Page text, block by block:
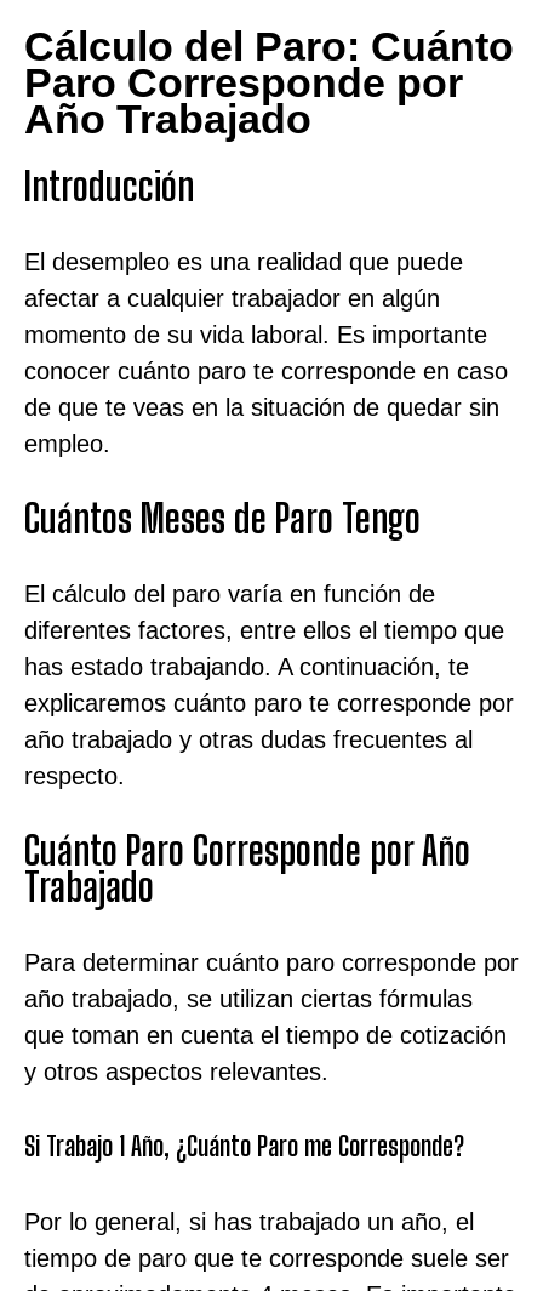
Cálculo del Paro: Cuánto
Paro Corresponde por
Año Trabajado
Introducción
El desempleo es una realidad que puede
afectar a cualquier trabajador en algún
momento de su vida laboral. Es importante
conocer cuánto paro te corresponde en caso
de que te veas en la situación de quedar sin
empleo.
Cuántos Meses de Paro Tengo
El cálculo del paro varía en función de
diferentes factores, entre ellos el tiempo que
has estado trabajando. A continuación, te
explicaremos cuánto paro te corresponde por
año trabajado y otras dudas frecuentes al
respecto.
Cuánto Paro Corresponde por Año
Trabajado
Para determinar cuánto paro corresponde por
año trabajado, se utilizan ciertas fórmulas
que toman en cuenta el tiempo de cotización
y otros aspectos relevantes.
Si Trabajo 1 Año, ¿Cuánto Paro me Corresponde?
Por lo general, si has trabajado un año, el
tiempo de paro que te corresponde suele ser